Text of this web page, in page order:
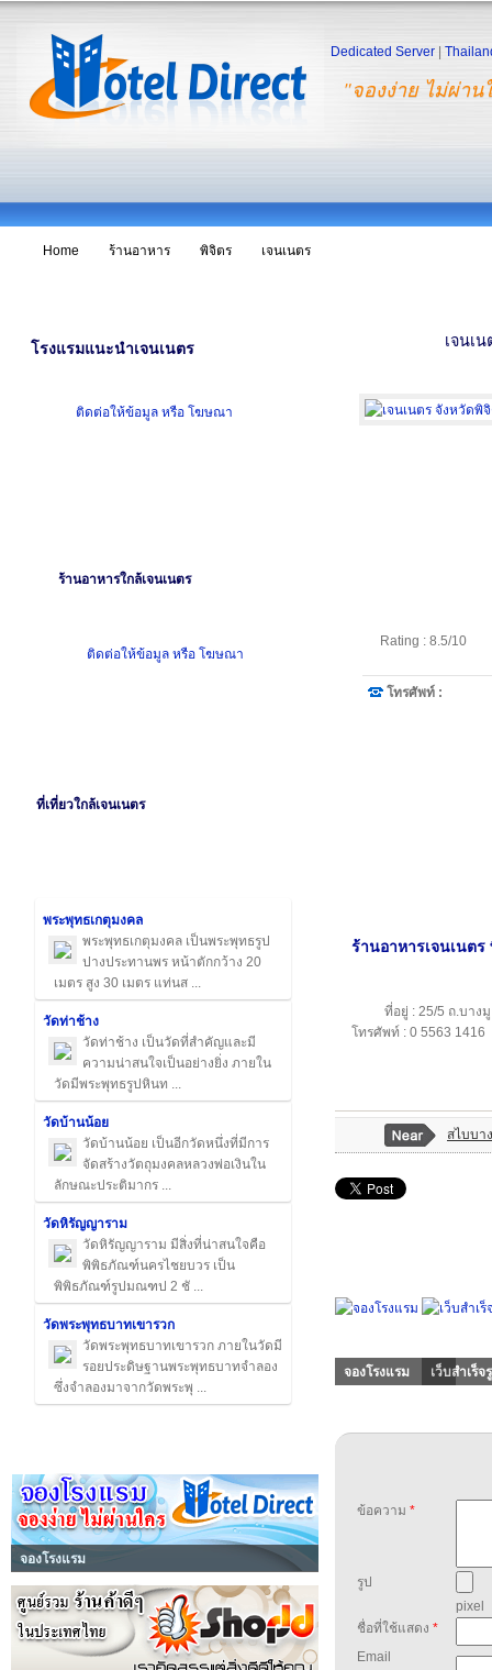
"จองง่าย ไม่ผ่าน
Dedicated Server
Home ร้านอาหาร พิจิตร เจนเนตร
โรงแรมแนะนำเจนเนตร
ติดต่อให้ข้อมูล หรือ โฆษณา
ร้านอาหารใกล้เจนเนตร
ติดต่อให้ข้อมูล หรือ โฆษณา
ที่เที่ยวใกล้เจนเนตร
พระพุทธเกตุมงคล
พระพุทธเกตุมงคล เป็นพระพุทธรูป
ปางประทานพร หน้าตักกว้าง 20
เมตร สูง 30 เมตร แท่นส ...
วัดท่าช้าง
วัดท่าช้าง เป็นวัดที่สำคัญและมี
ความน่าสนใจเป็นอย่างยิ่ง ภายใน
วัดมีพระพุทธรูปหินท ...
วัดบ้านน้อย
วัดบ้านน้อย เป็นอีกวัดหนึ่งที่มีการ
จัดสร้างวัตถุมงคลหลวงพ่อเงินใน
ลักษณะประติมากร ...
วัดหิรัญญาราม
วัดหิรัญญาราม มีสิ่งที่น่าสนใจคือ
พิพิธภัณฑ์นครไชยบวร เป็น
พิพิธภัณฑ์รูปมณฑป 2 ชั ...
วัดพระพุทธบาทเขารวก
วัดพระพุทธบาทเขารวก ภายในวัดมี
รอยประดิษฐานพระพุทธบาทจำลอง
ซึ่งจำลองมาจากวัดพระพุ ...
จองโรงแรม
เจนเน
Rating : 8.5/10
โทรศัพท์ :
ร้านอาหารเจนเนตร
ที่อยู่ : 25/5 ถ.บาง
โทรศัพท์ : 0 5563 1416
สไบบาง
จองโรงแรม เว็บสำเร็จ
ข้อความ *
รูป
pixel
ชื่อที่ใช้แสดง *
Email